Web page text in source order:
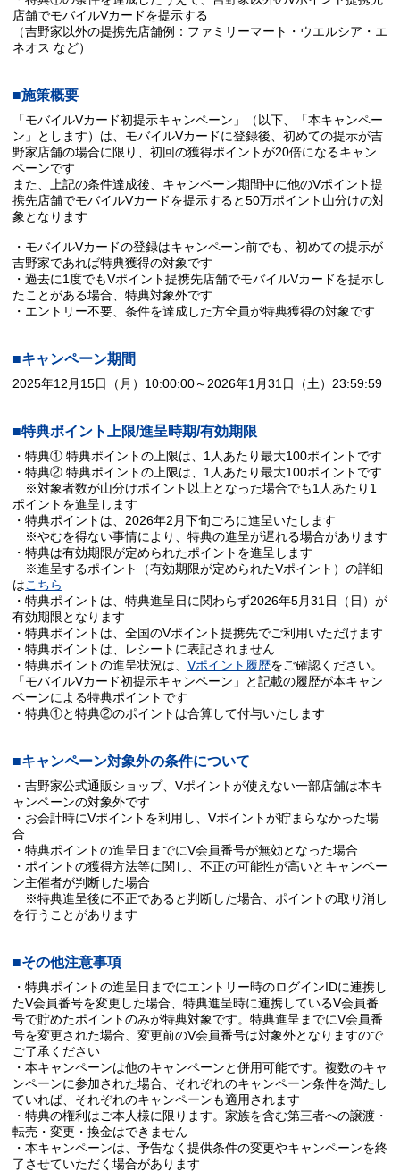
店舗でモバイルVカードを提示する
（吉野家以外の提携先店舗例：ファミリーマート・ウエルシア・エ
ネオス など）
■施策概要
「モバイルVカード初提示キャンペーン」（以下、「本キャンペー
ン」とします）は、モバイルVカードに登録後、初めての提示が吉
野家店舗の場合に限り、初回の獲得ポイントが20倍になるキャン
ペーンです
また、上記の条件達成後、キャンペーン期間中に他のVポイント提
携先店舗でモバイルVカードを提示すると50万ポイント山分けの対
象となります
・モバイルVカードの登録はキャンペーン前でも、初めての提示が
吉野家であれば特典獲得の対象です
・過去に1度でもVポイント提携先店舗でモバイルVカードを提示し
たことがある場合、特典対象外です
・エントリー不要、条件を達成した方全員が特典獲得の対象です
■キャンペーン期間
2025年12月15日（月）10:00:00～2026年1月31日（土）23:59:59
■特典ポイント上限/進呈時期/有効期限
・特典① 特典ポイントの上限は、1人あたり最大100ポイントです
・特典② 特典ポイントの上限は、1人あたり最大100ポイントです
※対象者数が山分けポイント以上となった場合でも1人あたり1
ポイントを進呈します
・特典ポイントは、2026年2月下旬ごろに進呈いたします
※やむを得ない事情により、特典の進呈が遅れる場合があります
・特典は有効期限が定められたポイントを進呈します
※進呈するポイント（有効期限が定められたVポイント）の詳細
はこちら
・特典ポイントは、特典進呈日に関わらず2026年5月31日（日）が
有効期限となります
・特典ポイントは、全国のVポイント提携先でご利用いただけます
・特典ポイントは、レシートに表記されません
・特典ポイントの進呈状況は、 Vポイント履歴をご確認ください。
「モバイルVカード初提示キャンペーン」と記載の履歴が本キャン
ペーンによる特典ポイントです
・特典①と特典②のポイントは合算して付与いたします
■キャンペーン対象外の条件について
・吉野家公式通販ショップ、Vポイントが使えない一部店舗は本キ
ャンペーンの対象外です
・お会計時にVポイントを利用し、Vポイントが貯まらなかった場
合
・特典ポイントの進呈日までにV会員番号が無効となった場合
・ポイントの獲得方法等に関し、不正の可能性が高いとキャンペー
ン主催者が判断した場合
※特典進呈後に不正であると判断した場合、ポイントの取り消し
を行うことがあります
■その他注意事項
・特典ポイントの進呈日までにエントリー時のログインIDに連携し
たV会員番号を変更した場合、特典進呈時に連携しているV会員番
号で貯めたポイントのみが特典対象です。特典進呈までにV会員番
号を変更された場合、変更前のV会員番号は対象外となりますので
ご了承ください
・本キャンペーンは他のキャンペーンと併用可能です。複数のキャ
ンペーンに参加された場合、それぞれのキャンペーン条件を満たし
ていれば、それぞれのキャンペーンも適用されます
・特典の権利はご本人様に限ります。家族を含む第三者への譲渡・
転売・変更・換金はできません
・本キャンペーンは、予告なく提供条件の変更やキャンペーンを終
了させていただく場合があります